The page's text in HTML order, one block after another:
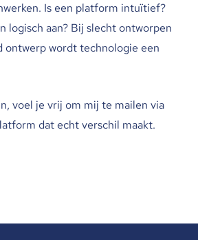
Is een platform intuïtief?
aan? Bij slecht ontworpen
ontwerp wordt technologie een
voel je vrij om mij te mailen via
dat echt verschil maakt.